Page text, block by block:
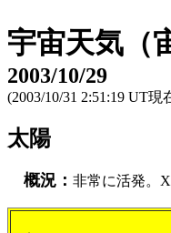
宇宙天気（
2003/10/29
(2003/10/31 2:51:19 UT現
太陽
概況： 非常に活発。